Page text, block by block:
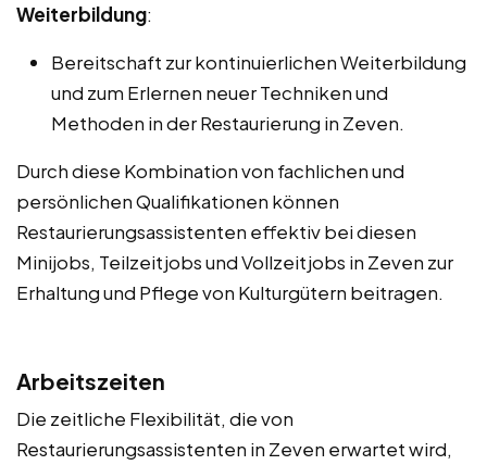
Weiterbildung:
Bereitschaft zur kontinuierlichen Weiterbildung
und zum Erlernen neuer Techniken und
Methoden in der Restaurierung in Zeven.
Durch diese Kombination von fachlichen und
persönlichen Qualifikationen können
Restaurierungsassistenten effektiv bei diesen
Minijobs, Teilzeitjobs und Vollzeitjobs in Zeven zur
Erhaltung und Pflege von Kulturgütern beitragen.
Arbeitszeiten
Die zeitliche Flexibilität, die von
Restaurierungsassistenten in Zeven erwartet wird,